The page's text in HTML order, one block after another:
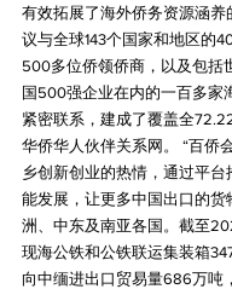
有效拓展了海外侨务资源涵养
议与全球143个国家和地区的
500多位侨领侨商，以及包括
国500强企业在内的一百多家
紧密联系，建成了覆盖全
华侨华人伙伴关系网。 “百侨
乡创新创业的热情，通过平台
能发展，让更多中国出口的货
洲、中东及南亚各国。截至
现海公铁和公铁联运集装箱
向中缅进出口贸易量686万吨